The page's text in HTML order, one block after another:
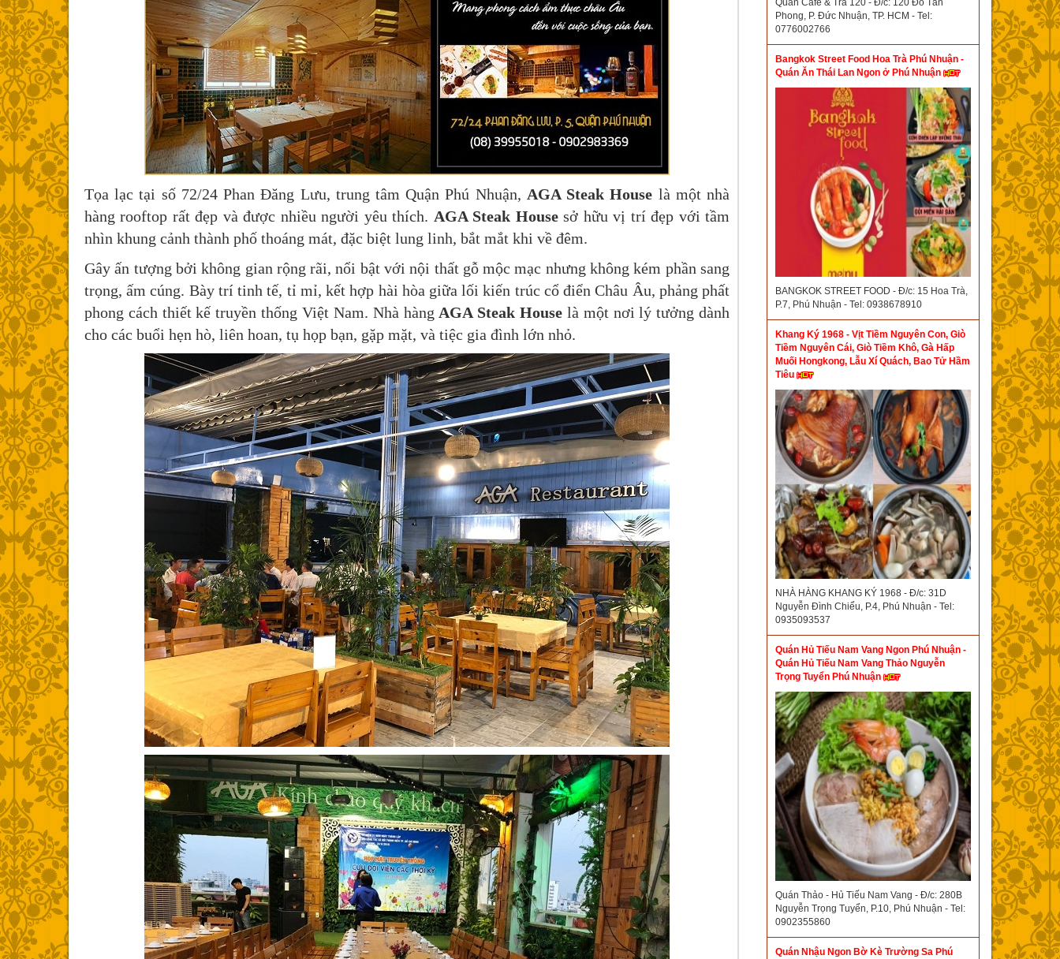
Tọa lạc tại số 72/24 Phan Đăng Lưu, trung tâm Quận Phú Nhuận, AGA Steak House là một nhà
hàng rooftop rất đẹp và được nhiều người yêu thích. AGA Steak Housesở hữu vị trí đẹp với tầm
nhìn khung cảnh thành phố thoáng mát, đặc biệt lung linh, bắt mắt khi về đêm.
Gây ấn tượng bởi không gian rộng rãi, nổi bật với nội thất gỗ mộc mạc nhưng không kém phần sang
trọng, ấm cúng. Bày trí tinh tế, tỉ mỉ, kết hợp hài hòa giữa lối kiến trúc cổ điển Châu Âu, phảng phất
phong cách thiết kế truyền thống Việt Nam. Nhà hàng AGA Steak House là một nơi lý tưởng dành
cho các buổi hẹn hò, liên hoan, tụ họp bạn, gặp mặt, và tiệc gia đình lớn nhỏ.
Quán Cafe & Trà 120 - Đ/c: 120 Đỗ Tấn
Phong, P. Đức Nhuận, TP. HCM - Tel:
0776002766
Bangkok Street Food Hoa Trà Phú Nhuận -
Quán Ăn Thái Lan Ngon ở Phú Nhuận
BANGKOK STREET FOOD - Đ/c: 15 Hoa Trà,
P.7, Phú Nhuận - Tel: 0938678910
Khang Ký 1968 - Vịt Tiềm Nguyên Con, Giò
Tiềm Nguyên Cái, Giò Tiềm Khô, Gà Hấp
Muối Hongkong, Lẫu Xí Quách, Bao Tử Hầm
Tiêu
NHÀ HÀNG KHANG KÝ 1968 - Đ/c: 31D
Nguyễn Đình Chiểu, P.4, Phú Nhuận - Tel:
0935093537
Quán Hủ Tiếu Nam Vang Ngon Phú Nhuận -
Quán Hủ Tiếu Nam Vang Thảo Nguyễn
Trọng Tuyển Phú Nhuận
Quán Thảo - Hủ Tiếu Nam Vang - Đ/c: 280B
Nguyễn Trọng Tuyển, P.10, Phú Nhuận - Tel:
0902355860
Quán Nhậu Ngon Bờ Kè Trường Sa Phú